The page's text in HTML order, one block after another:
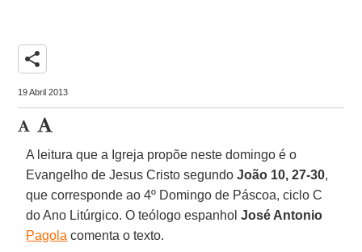
share
19 Abril 2013
A leitura que a Igreja propõe neste domingo é o
Evangelho de Jesus Cristo segundoJoão 10, 27-30,
que corresponde ao 4º Domingo de Páscoa, ciclo C
do Ano Litúrgico. O teólogo espanholJosé Antonio
Pagola comenta o texto.